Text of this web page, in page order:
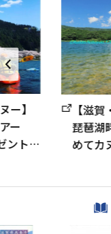
ー】
ー
ント！
【滋
琵琶湖
めてカ